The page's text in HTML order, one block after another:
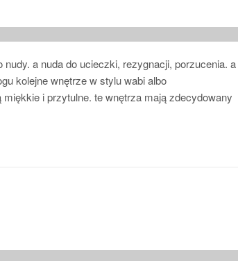
a nuda do ucieczki, rezygnacji, porzucenia. a
kolejne wnętrze w stylu wabi albo
i przytulne. te wnętrza mają zdecydowany